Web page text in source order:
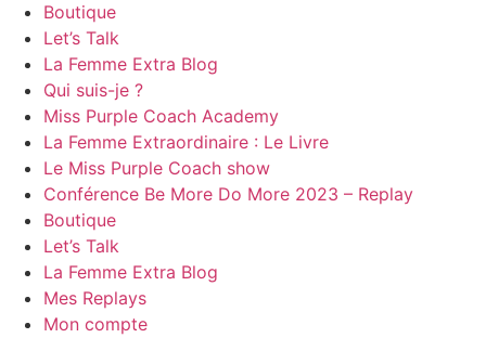
Boutique
Let’s Talk
La Femme Extra Blog
Qui suis-je ?
Miss Purple Coach Academy
La Femme Extraordinaire : Le Livre
Le Miss Purple Coach show
Conférence Be More Do More 2023 – Replay
Boutique
Let’s Talk
La Femme Extra Blog
Mes Replays
Mon compte